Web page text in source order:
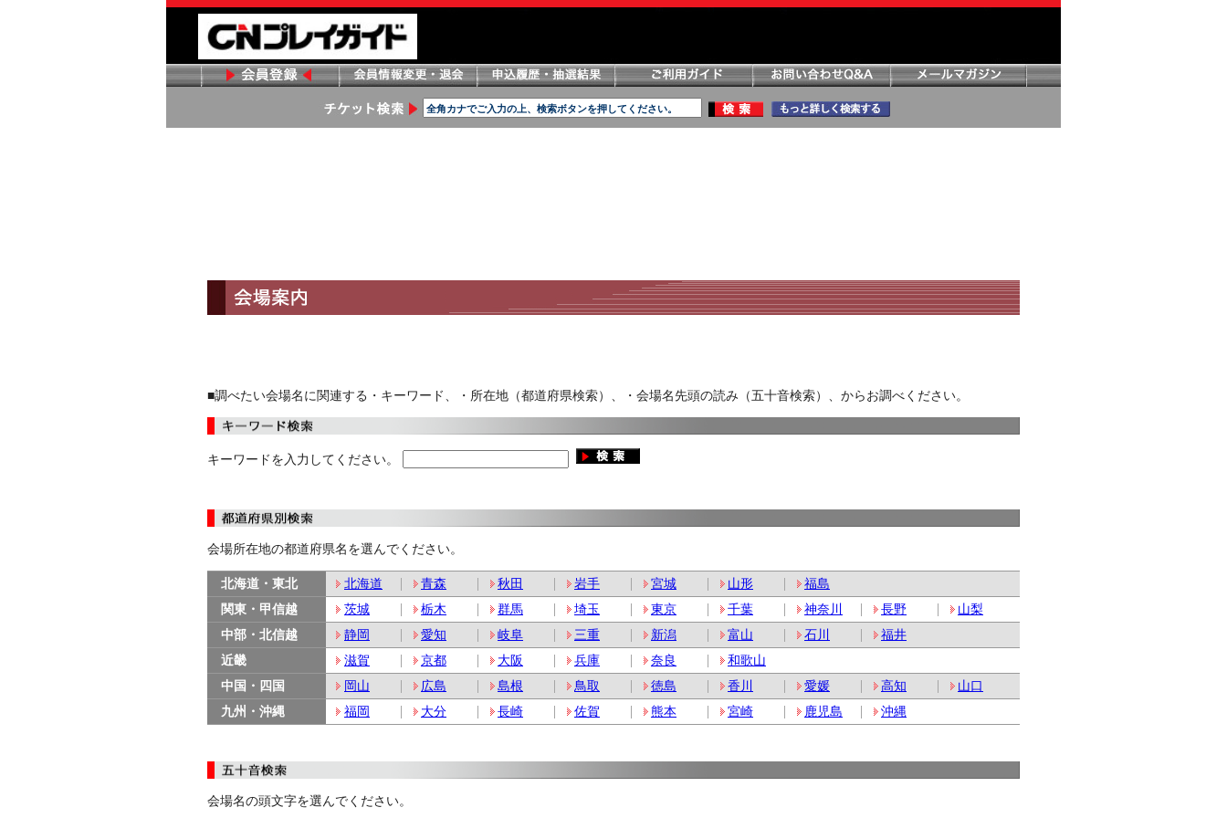
■調べたい会場名に関連する・キーワード、・所在地（都道府県検索）、・会場名先頭の読み（五十音検索）、からお調べください。
キーワードを入力してください。
会場所在地の都道府県名を選んでください。
北海道・東北 北海道 青森 秋田 岩手 宮城 山形
福島
関東・甲信越
茨城 栃木 群馬 埼玉 東京 千葉 神奈川 長野
山梨
中部・北信越
静岡 愛知 岐阜 三重 新潟 富山 石川
福井
近畿
滋賀 京都 大阪 兵庫 奈良
和歌山
中国・四国
岡山 広島 島根 鳥取 徳島 香川 愛媛 高知
山口
九州・沖縄
福岡 大分 長崎 佐賀 熊本 宮崎 鹿児島 沖縄
会場名の頭文字を選んでください。